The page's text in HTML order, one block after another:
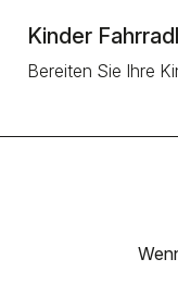
Kinder
Bereiten Sie Ihre